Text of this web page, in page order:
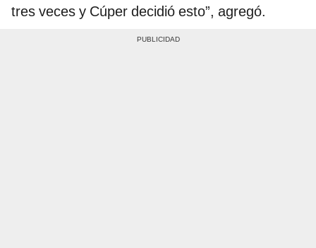
tres veces y Cúper decidió esto”, agregó.